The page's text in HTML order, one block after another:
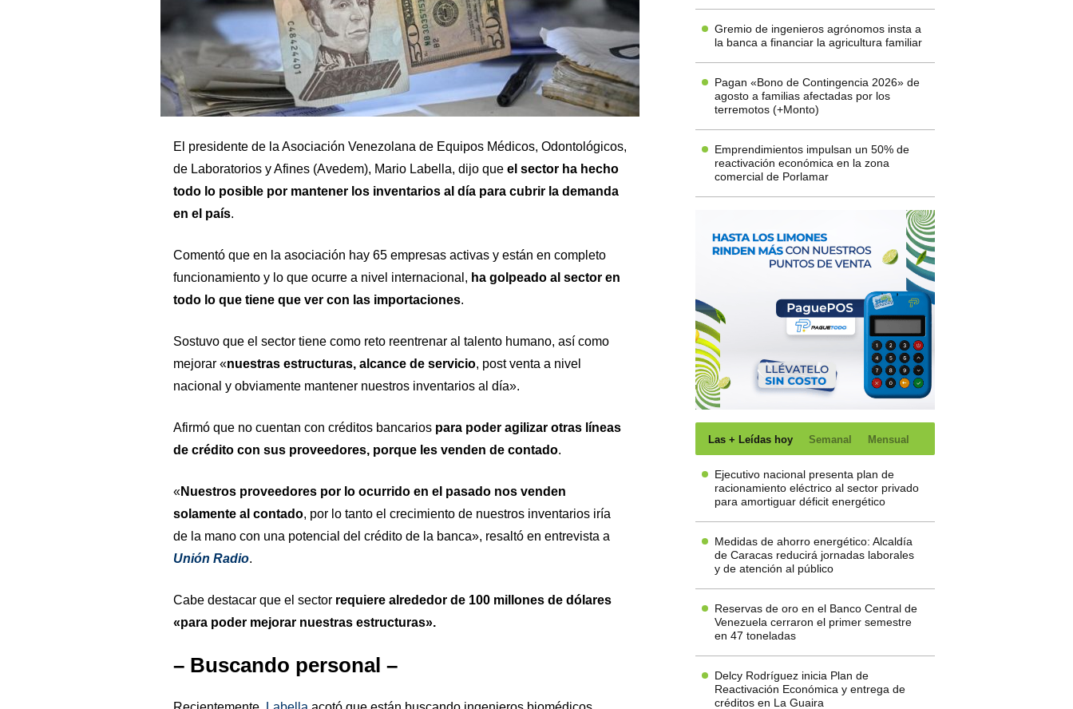
El presidente de la Asociación Venezolana de Equipos Médicos, Odontológicos,
de Laboratorios y Afines (Avedem), Mario Labella, dijo que el sector ha hecho
todo lo posible por mantener los inventarios al día para cubrir la demanda
en el país.
Comentó que en la asociación hay 65 empresas activas y están en completo
funcionamiento y lo que ocurre a nivel internacional, ha golpeado al sector en
todo lo que tiene que ver con las importaciones.
Sostuvo que el sector tiene como reto reentrenar al talento humano, así como
mejorar «nuestras estructuras, alcance de servicio, post venta a nivel
nacional y obviamente mantener nuestros inventarios al día».
Afirmó que no cuentan con créditos bancarios para poder agilizar otras líneas
de crédito con sus proveedores, porque les venden de contado.
«Nuestros proveedores por lo ocurrido en el pasado nos venden
solamente al contado, por lo tanto el crecimiento de nuestros inventarios iría
de la mano con una potencial del crédito de la banca», resaltó en entrevista a
Unión Radio.
Cabe destacar que el sector requiere alrededor de 100 millones de dólares
«para poder mejorar nuestras estructuras».
– Buscando personal –
Gremio de ingenieros agrónomos insta a
la banca a financiar la agricultura familiar
Pagan «Bono de Contingencia 2026» de
agosto a familias afectadas por los
terremotos (+Monto)
Emprendimientos impulsan un 50% de
reactivación económica en la zona
comercial de Porlamar
Las + Leídas hoy Semanal Mensual
Ejecutivo nacional presenta plan de
racionamiento eléctrico al sector privado
para amortiguar déficit energético
Medidas de ahorro energético: Alcaldía
de Caracas reducirá jornadas laborales
y de atención al público
Reservas de oro en el Banco Central de
Venezuela cerraron el primer semestre
en 47 toneladas
Delcy Rodríguez inicia Plan de
Reactivación Económica y entrega de
créditos en La Guaira